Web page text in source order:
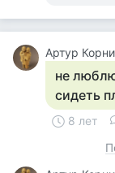
Артур
не
сидеть
8 лет